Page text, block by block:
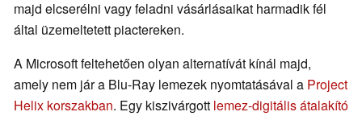
majd elcserélni vagy feladni vásárlásaikat harmadik fél
által üzemeltetett piactereken.
A Microsoft feltehetően olyan alternatívát kínál majd,
amely nem jár a Blu-Ray lemezek nyomtatásával a Project
Helix korszakban. Egy kiszivárgott lemez-digitális átalakító